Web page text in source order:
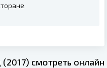
смотреть онлайн